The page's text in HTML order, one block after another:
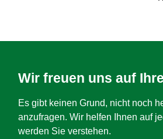
Wir freuen uns auf
Es gibt keinen Grund, nicht noch
anzufragen. Wir helfen Ihnen auf
werden Sie verstehen.